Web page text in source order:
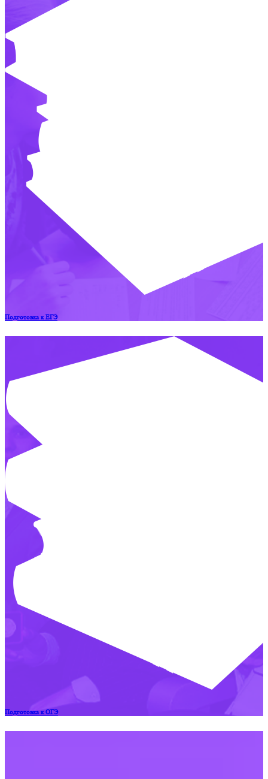
Подготовка к ЕГЭ
Подготовка к ОГЭ